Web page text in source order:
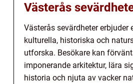
Västerås
Västerås sevärdheter erbjuder
kulturella, historiska och
utforska. Besökare kan
imponerande arkitektur, lära
historia och njuta av vacker